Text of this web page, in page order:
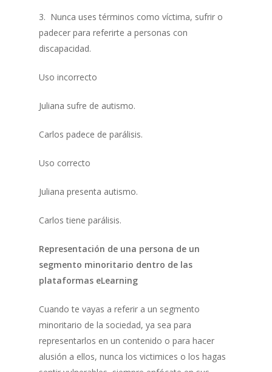
3. Nunca uses términos como víctima, sufrir o
padecer para referirte a personas con
discapacidad.
Uso incorrecto
Juliana sufre de autismo.
Carlos padece de parálisis.
Uso correcto
Juliana presenta autismo.
Carlos tiene parálisis.
Representación de una persona de un
segmento minoritario dentro de las
plataformas eLearning
Cuando te vayas a referir a un segmento
minoritario de la sociedad, ya sea para
representarlos en un contenido o para hacer
alusión a ellos, nunca los victimices o los hagas